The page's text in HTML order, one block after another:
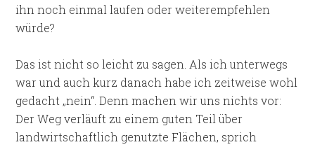
ihn noch einmal laufen oder weiterempfehlen
würde?
Das ist nicht so leicht zu sagen. Als ich unterwegs
war und auch kurz danach habe ich zeitweise wohl
gedacht „nein“. Denn machen wir uns nichts vor:
Der Weg verläuft zu einem guten Teil über
landwirtschaftlich genutzte Flächen, sprich